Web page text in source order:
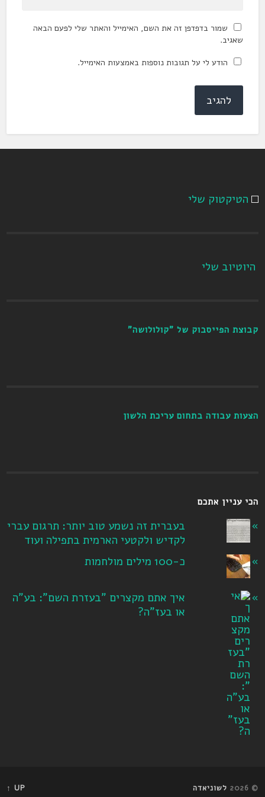
שמור בדפדפן זה את השם, האימייל והאתר שלי לפעם הבאה
שאגיב.
הודע לי על תגובות נוספות באמצעות האימייל.
הטיקטוק שלי
היוטיוב שלי
קבוצת הפייסבוק של "קולולושה"
הצעות עבודה בתחום עריכת הלשון
הכי עניין אתכם
בעברית זה נשמע טוב יותר: תרגום עברי
לקדיש ולקטעי הארמית בתפילה ועוד
כ-100 מילים מולחמות
איך אתם מקצרים "בעזרת השם": בע"ה
או בעז"ה?
© 2026 לשוניאדה UP ↑